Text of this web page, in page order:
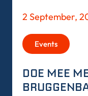
2 September,
Events
DOE MEE